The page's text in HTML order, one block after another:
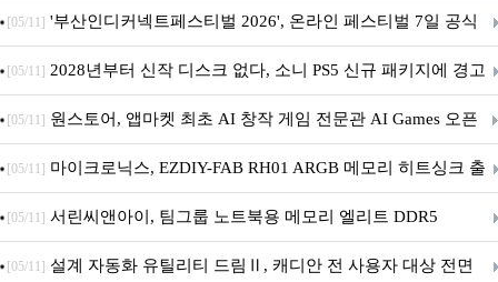
퍼 대기
[05/11] '부산인디커넥트페스티벌 2026', 온라인 페스티벌 7일 공식
개막... 22일간 진행
[05/11] 2028년부터 신작 디스크 없다, 소니 PS5 신규 패키지에 경고
문 추가
[05/11] 원스토어, 앱마켓 최초 AI 창작 게임 전문관 AI Games 오픈
[05/11] 마이크로닉스, EZDIY-FAB RH01 ARGB 메모리 히트싱크 출
시
[05/11] 서린씨앤아이, 팀그룹 노트북용 메모리 엘리트 DDR5
5600MHz 16GB 출시
[05/11] 설계 자동화 유틸리티 드림Ⅱ, 캐디안 전 사용자 대상 전면